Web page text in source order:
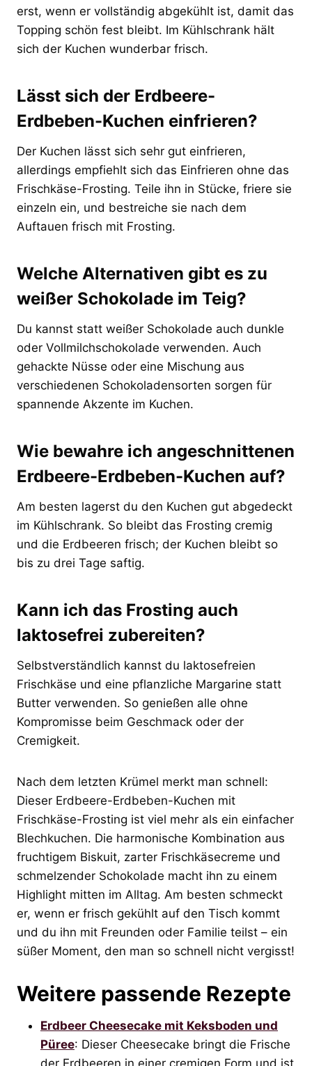
erst, wenn er vollständig abgekühlt ist, damit das
Topping schön fest bleibt. Im Kühlschrank hält
sich der Kuchen wunderbar frisch.
Lässt sich der Erdbeere-
Erdbeben-Kuchen einfrieren?
Der Kuchen lässt sich sehr gut einfrieren,
allerdings empfiehlt sich das Einfrieren ohne das
Frischkäse-Frosting. Teile ihn in Stücke, friere sie
einzeln ein, und bestreiche sie nach dem
Auftauen frisch mit Frosting.
Welche Alternativen gibt es zu
weißer Schokolade im Teig?
Du kannst statt weißer Schokolade auch dunkle
oder Vollmilchschokolade verwenden. Auch
gehackte Nüsse oder eine Mischung aus
verschiedenen Schokoladensorten sorgen für
spannende Akzente im Kuchen.
Wie bewahre ich angeschnittenen
Erdbeere-Erdbeben-Kuchen auf?
Am besten lagerst du den Kuchen gut abgedeckt
im Kühlschrank. So bleibt das Frosting cremig
und die Erdbeeren frisch; der Kuchen bleibt so
bis zu drei Tage saftig.
Kann ich das Frosting auch
laktosefrei zubereiten?
Selbstverständlich kannst du laktosefreien
Frischkäse und eine pflanzliche Margarine statt
Butter verwenden. So genießen alle ohne
Kompromisse beim Geschmack oder der
Cremigkeit.
Nach dem letzten Krümel merkt man schnell:
Dieser Erdbeere-Erdbeben-Kuchen mit
Frischkäse-Frosting ist viel mehr als ein einfacher
Blechkuchen. Die harmonische Kombination aus
fruchtigem Biskuit, zarter Frischkäsecreme und
schmelzender Schokolade macht ihn zu einem
Highlight mitten im Alltag. Am besten schmeckt
er, wenn er frisch gekühlt auf den Tisch kommt
und du ihn mit Freunden oder Familie teilst – ein
süßer Moment, den man so schnell nicht vergisst!
Weitere passende Rezepte
Erdbeer Cheesecake mit Keksboden und
Püree: Dieser Cheesecake bringt die Frische
der Erdbeeren in einer cremigen Form und ist